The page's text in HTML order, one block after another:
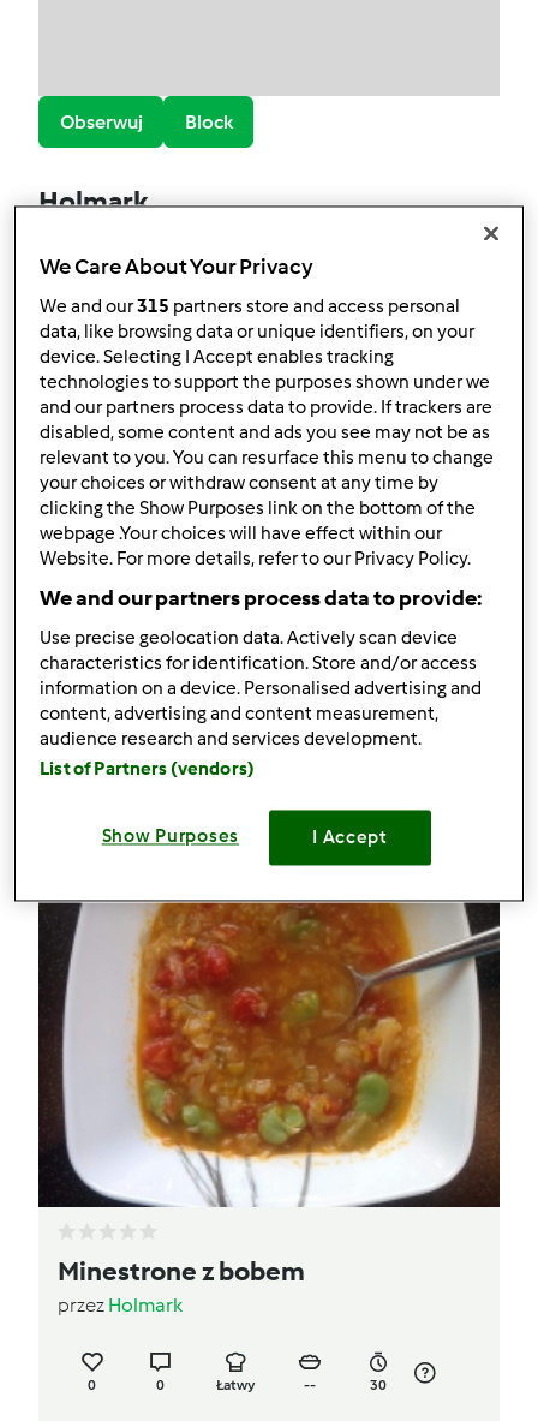
Obserwuj Block
Holmark
3
Który model Thermomix ® posiadasz?
Thermomix ® TM 5
Najlepszy przepis
Pancakes, prawdziwe amerykańskie naleśniki
Najczęściej komentowany przepis
Pancakes, prawdziwe amerykańskie naleśniki
Komentarze
15
Przepisy(3)
Pokaż więcej
Minestrone z bobem
przez Holmark
0 0 Łatwy -- 30
We Care About Your Privacy
We and our315 partners store and access personal
data, like browsing data or unique identifiers, on your
device. Selecting I Accept enables tracking
technologies to support the purposes shown under we
and our partners process data to provide. If trackers are
disabled, some content and ads you see may not be as
relevant to you. You can resurface this menu to change
your choices or withdraw consent at any time by
clicking the Show Purposes link on the bottom of the
webpage .Your choices will have effect within our
Website. For more details, refer to our Privacy Policy.
We and our partners process data to provide:
Use precise geolocation data. Actively scan device
characteristics for identification. Store and/or access
information on a device. Personalised advertising and
content, advertising and content measurement,
audience research and services development.
List of Partners (vendors)
Show Purposes I Accept